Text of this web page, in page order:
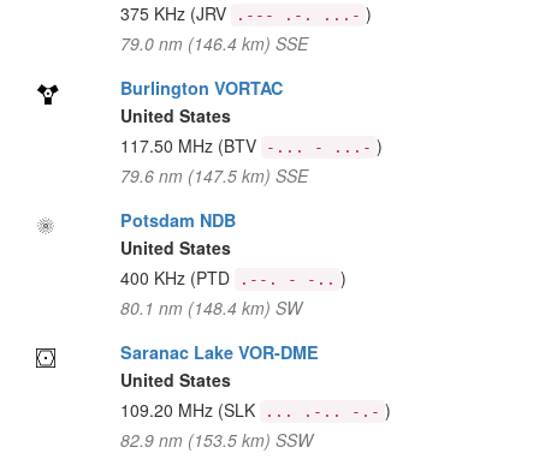
375 KHz (JRV .--- .-. ...- )
79.0 nm (146.4 km) SSE
Burlington VORTAC
United States
117.50 MHz (BTV -... - ...- )
79.6 nm (147.5 km) SSE
Potsdam NDB
United States
400 KHz (PTD .--. - -.. )
80.1 nm (148.4 km) SW
Saranac Lake VOR-DME
United States
109.20 MHz (SLK ... .-.. -.- )
82.9 nm (153.5 km) SSW